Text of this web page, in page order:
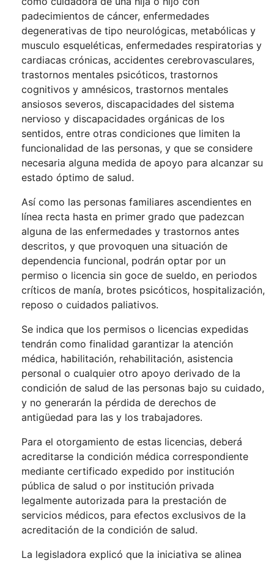
padecimientos de cáncer, enfermedades
degenerativas de tipo neurológicas, metabólicas y
musculo esqueléticas, enfermedades respiratorias y
cardiacas crónicas, accidentes cerebrovasculares,
trastornos mentales psicóticos, trastornos
cognitivos y amnésicos, trastornos mentales
ansiosos severos, discapacidades del sistema
nervioso y discapacidades orgánicas de los
sentidos, entre otras condiciones que limiten la
funcionalidad de las personas, y que se considere
necesaria alguna medida de apoyo para alcanzar su
estado óptimo de salud.
Así como las personas familiares ascendientes en
línea recta hasta en primer grado que padezcan
alguna de las enfermedades y trastornos antes
descritos, y que provoquen una situación de
dependencia funcional, podrán optar por un
permiso o licencia sin goce de sueldo, en periodos
críticos de manía, brotes psicóticos, hospitalización,
reposo o cuidados paliativos.
Se indica que los permisos o licencias expedidas
tendrán como finalidad garantizar la atención
médica, habilitación, rehabilitación, asistencia
personal o cualquier otro apoyo derivado de la
condición de salud de las personas bajo su cuidado,
y no generarán la pérdida de derechos de
antigüedad para las y los trabajadores.
Para el otorgamiento de estas licencias, deberá
acreditarse la condición médica correspondiente
mediante certificado expedido por institución
pública de salud o por institución privada
legalmente autorizada para la prestación de
servicios médicos, para efectos exclusivos de la
acreditación de la condición de salud.
La legisladora explicó que la iniciativa se alinea